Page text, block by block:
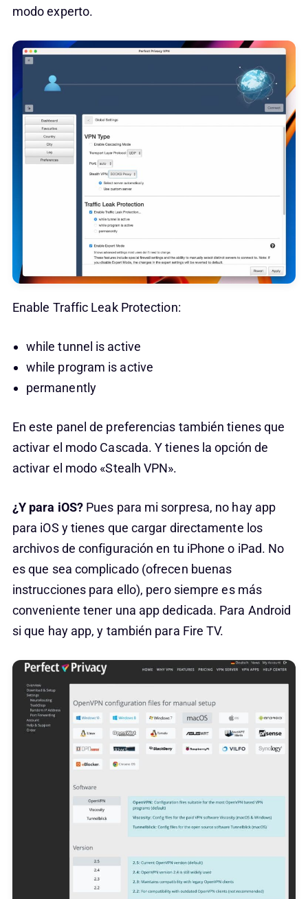
modo experto.
Enable Traffic Leak Protection:
while tunnel is active
while program is active
permanently
En este panel de preferencias también tienes que
activar el modo Cascada. Y tienes la opción de
activar el modo «Stealh VPN».
¿Y para iOS? Pues para mi sorpresa, no hay app
para iOS y tienes que cargar directamente los
archivos de configuración en tu iPhone o iPad. No
es que sea complicado (ofrecen buenas
instrucciones para ello), pero siempre es más
conveniente tener una app dedicada. Para Android
si que hay app, y también para Fire TV.